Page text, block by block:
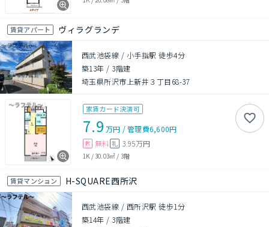
賃貸アパート ヴィラグランデ
西武池袋線 / 小手指駅 徒歩4分
築13年 / 3階建
埼玉県所沢市上新井３丁目68-37
家賃カード決済可
7.9 万円 /管理費6,600円
敷 無料 礼 3.95万円
1K /30.03㎡ / 3階
賃貸マンション H-SQUARE西所沢
西武池袋線 / 西所沢駅 徒歩1分
築14年 / 3階建